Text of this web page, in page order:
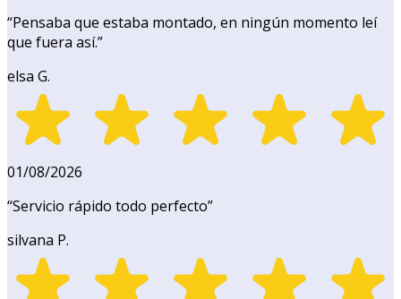
“Pensaba que estaba montado, en ningún momento leí
que fuera así.”
elsa G.
01/08/2026
“Servicio rápido todo perfecto”
silvana P.